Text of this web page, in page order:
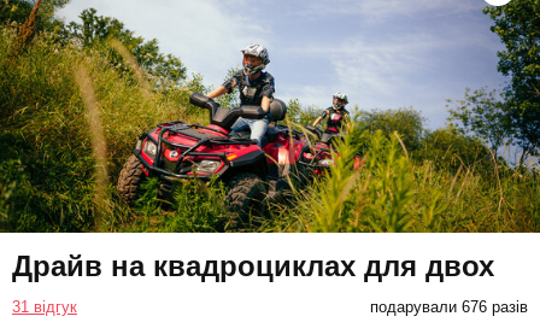
Драйв на квадроциклах для двох
31 відгук подарували 676 разів